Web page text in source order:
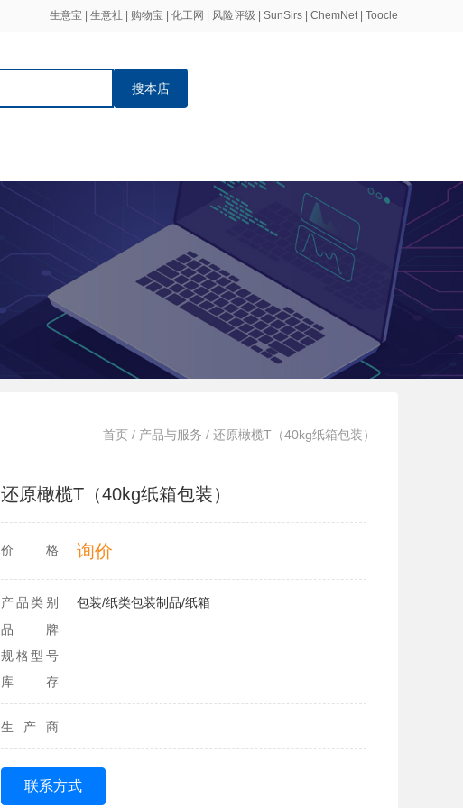
生意宝 生意社 购物宝 化工网 风险评级 SunSirs ChemNet| Toocle
搜本店
首页 / 产品与服务 / 还原橄榄T（40kg纸箱包装）
还原橄榄T（40kg纸箱包装）
价格 询价
产品类别
包装/纸类包装制品/纸箱
品牌
规格型号
库存
生产商
联系方式